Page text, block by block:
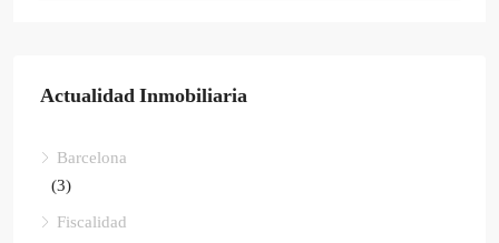
Actualidad Inmobiliaria
Barcelona
(3)
Fiscalidad